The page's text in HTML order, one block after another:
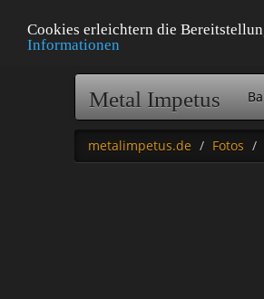
Cookies erleichtern die
Informationen
Metal Impetus
metalimpetus.de Fotos